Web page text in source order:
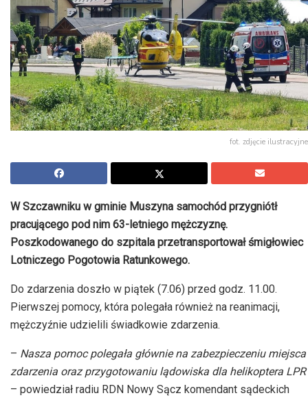
fot. zdjęcie ilustracyjne
W Szczawniku w gminie Muszyna samochód przygniótł
pracującego pod nim 63-letniego mężczyznę.
Poszkodowanego do szpitala przetransportował śmigłowiec
Lotniczego Pogotowia Ratunkowego.
Do zdarzenia doszło w piątek (7.06) przed godz. 11.00.
Pierwszej pomocy, która polegała również na reanimacji,
mężczyźnie udzielili świadkowie zdarzenia.
– Nasza pomoc polegała głównie na zabezpieczeniu miejsca
zdarzenia oraz przygotowaniu lądowiska dla helikoptera LPR
– powiedział radiu RDN Nowy Sącz komendant sądeckich